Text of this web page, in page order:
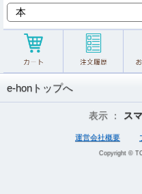
e-honトップへ
表示 ： ス
運営会社概要
Copyright ©